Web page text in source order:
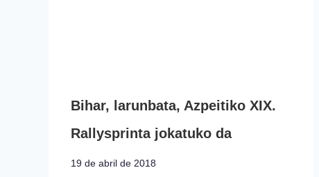
Bihar, larunbata, Azpeitiko XIX.
Rallysprinta jokatuko da
19 de abril de 2018